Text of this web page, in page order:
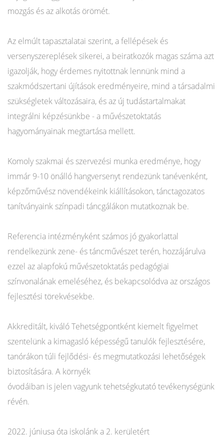
mozgás és az alkotás örömét.
Az elmúlt tapasztalatai szerint, a fellépések és
versenyszereplések sikerei, a beiratkozók magas száma azt
igazolják, hogy érdemes nyitottnak lennünk mind a
szakmódszertani újítások eredményeire, mind a társadalmi
szükségletek változásaira, és az új tudástartalmakat
integrálni képzésünkbe - a művészetoktatás
hagyományainak megtartása mellett.
Komoly szakmai és szervezési munka eredménye, hogy
immár 9-10 önálló hangversenyt rendezünk tanévenként,
képzőművész növendékeink kiállításokon, tánctagozatos
tanítványaink színpadi táncgálákon mutatkoznak be.
Referencia intézményként számos jó gyakorlattal
rendelkezünk zene- és táncművészet terén, hozzájárulva
ezzel az alapfokú művészetoktatás pedagógiai
színvonalának emeléséhez, és bekapcsolódva az országos
fejlesztési törekvésekbe.
Akkreditált, kiváló Tehetségpontként kiemelt figyelmet
szentelünk a kimagasló képességű tanulók fejlesztésére,
tanórákon túli fejlődési- és megmutatkozási lehetőségek
biztosítására. A környék
óvodáiban is jelen vagyunk tehetségkutató tevékenységünk
révén.
2022. júniusa óta iskolánk a 2. kerületért